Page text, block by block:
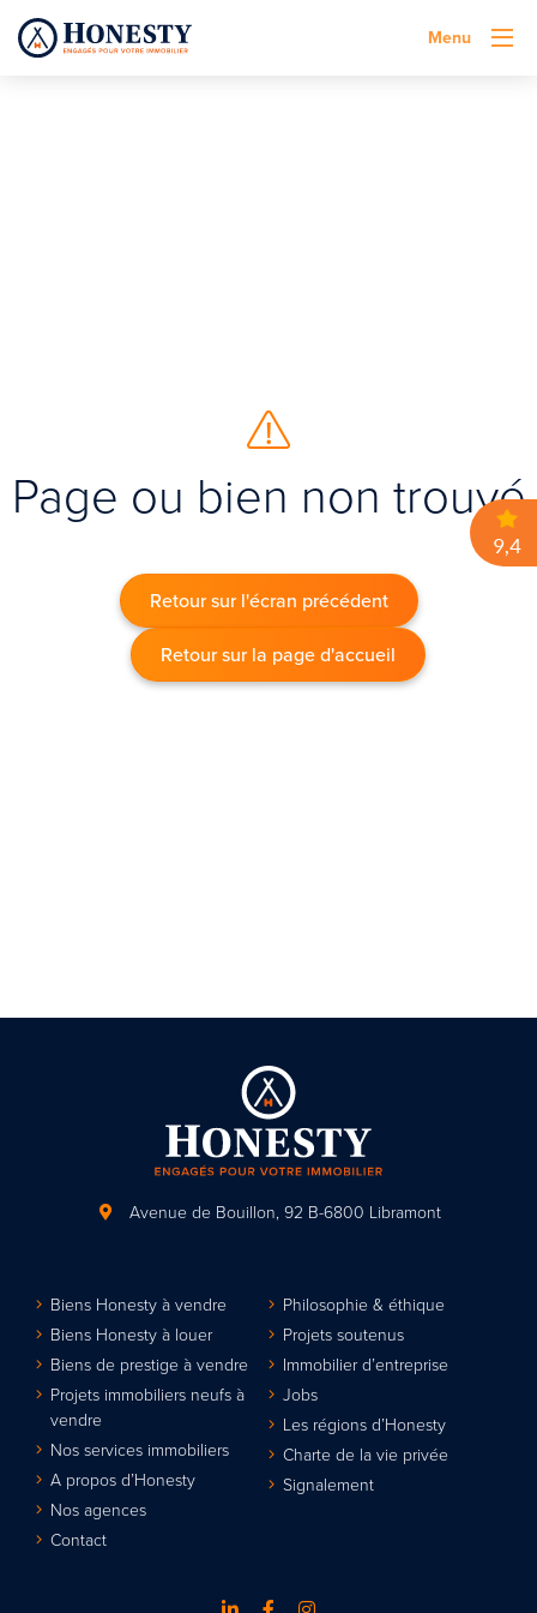
Menu
Page ou bien non trouvé
Retour sur l'écran précédent
Retour sur la page d'accueil
Avenue de Bouillon, 92 B-6800 Libramont
Biens Honesty à vendre
Biens Honesty à louer
Biens de prestige à vendre
Projets immobiliers neufs à
vendre
Nos services immobiliers
A propos d’Honesty
Nos agences
Contact
Philosophie & éthique
Projets soutenus
Immobilier d’entreprise
Jobs
Les régions d’Honesty
Charte de la vie privée
Signalement